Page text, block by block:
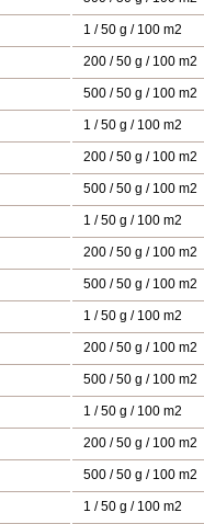
1 / 50 g / 100 m2
200 / 50 g / 100 m2
500 / 50 g / 100 m2
1 / 50 g / 100 m2
200 / 50 g / 100 m2
500 / 50 g / 100 m2
1 / 50 g / 100 m2
200 / 50 g / 100 m2
500 / 50 g / 100 m2
1 / 50 g / 100 m2
200 / 50 g / 100 m2
500 / 50 g / 100 m2
1 / 50 g / 100 m2
200 / 50 g / 100 m2
500 / 50 g / 100 m2
1 / 50 g / 100 m2